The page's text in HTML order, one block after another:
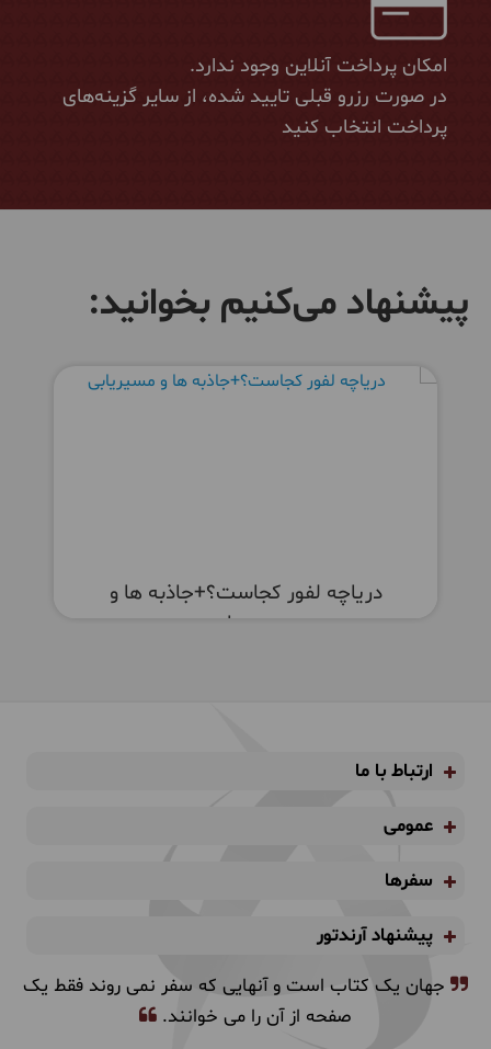
امکان پرداخت آنلاین وجود ندارد.
در صورت رزرو قبلی تایید شده، از سایر گزینه‌های
پرداخت انتخاب کنید
پیشنهاد می‌کنیم بخوانید:
دریاچه لفور کجاست؟+جاذبه ها و
مسیریابی
ارتباط با ما
عمومی
سفرها
پیشنهاد آرندتور
جهان یک کتاب است و آنهایی که سفر نمی روند فقط یک
صفحه از آن را می خوانند.